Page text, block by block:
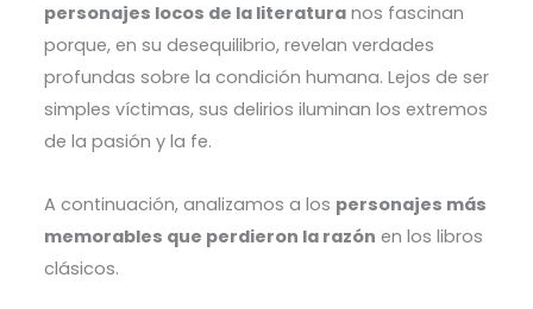
personajes locos de la literaturanos fascinan
porque, en su desequilibrio, revelan verdades
profundas sobre la condición humana. Lejos de ser
simples víctimas, sus delirios iluminan los extremos
de la pasión y la fe.
A continuación, analizamos a los personajes más
memorables que perdieron la razón en los libros
clásicos.